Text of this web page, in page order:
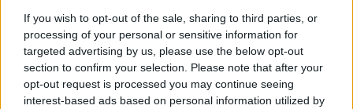
If you wish to opt-out of the sale, sharing to third parties, or
processing of your personal or sensitive information for
targeted advertising by us, please use the below opt-out
section to confirm your selection. Please note that after your
opt-out request is processed you may continue seeing
interest-based ads based on personal information utilized by
Név
E-mail cím